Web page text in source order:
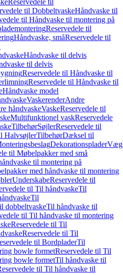
Reservedele til
til DobbeltvaskeHåndvaske til
til Håndvaske til montering på
Reservedele til
Håndvaske, småReservedele til
Håndvaske til delvis
til delvis
Reservedele til Håndvaske til
Reservedele til Håndvaske til
Håndvaske model
VaskerenderAndre
håndvaskeVaskeReservedele til
Multifunktionel vaskReservedele
TilbehørSøjlerReservedele til
HalvsøjlerTilbehørDæksel til
Dekorationsplader
til Møbelpakker med små
til montering på
med håndvaske til montering
UnderskabeReservedele til
til Til håndvaskeTil
Til
dobbeltvaskeTil håndvaske til
til Til håndvaske til montering
Reservedele til Til
Reservedele til Til
til BordpladerTil
bowle formetReservedele til Til
bowle formetTil håndvaske til
til Til håndvaske til